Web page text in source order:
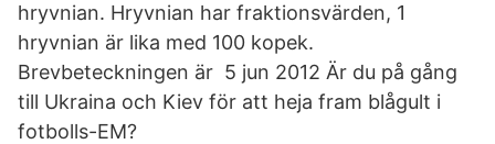
hryvnian. Hryvnian har fraktionsvärden, 1
hryvnian är lika med 100 kopek.
Brevbeteckningen är 5 jun 2012 Är du på gång
till Ukraina och Kiev för att heja fram blågult i
fotbolls-EM?